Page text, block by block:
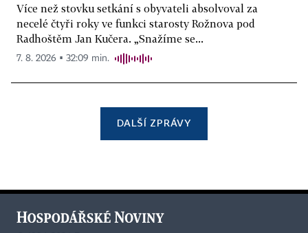
Více než stovku setkání s obyvateli absolvoval za
necelé čtyři roky ve funkci starosty Rožnova pod
Radhoštěm Jan Kučera. „Snažíme se...
7. 8. 2026 ▪ 32:09 min.
DALŠÍ ZPRÁVY